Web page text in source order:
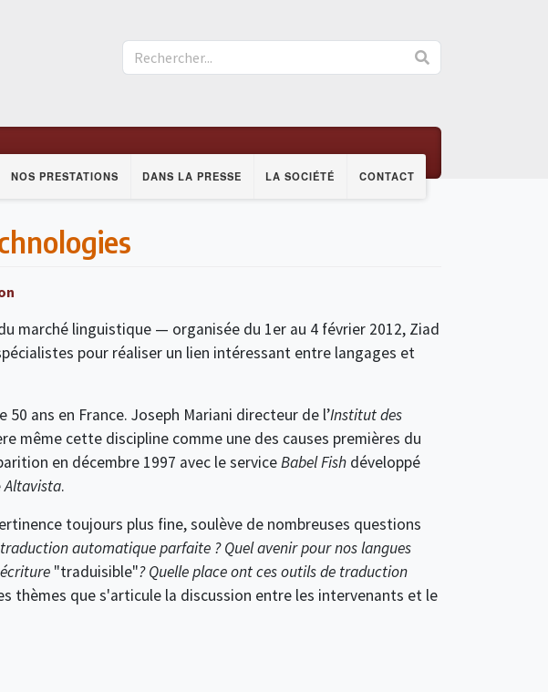
NOS PRESTATIONS DANS LA PRESSE LA SOCIÉTÉ CONTACT
marché linguistique — organisée du 1er au 4 février 2012, Ziad
pour réaliser un lien intéressant entre langages et
ans en France. Joseph Mariani directeur de l’Institut des
même cette discipline comme une des causes premières du
en décembre 1997 avec le serviceBabel Fishdéveloppé
Altavista.
toujours plus fine, soulève de nombreuses questions
automatique parfaite ? Quel avenir pour nos langues
"traduisible"? Quelle place ont ces outils de traduction
thèmes que s'articule la discussion entre les intervenants et le